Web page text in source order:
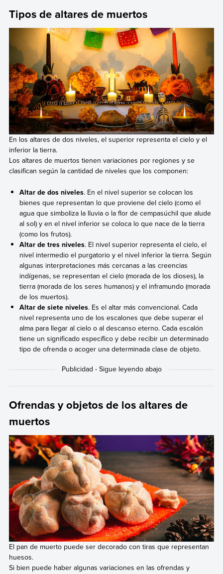
Tipos de altares de muertos
En los altares de dos niveles, el superior representa el cielo y el
inferior la tierra.
Los altares de muertos tienen variaciones por regiones y se
clasifican según la cantidad de niveles que los componen:
Altar de dos niveles. En el nivel superior se colocan los
bienes que representan lo que proviene del cielo (como el
agua que simboliza la lluvia o la flor de cempasúchil que alude
al sol) y en el nivel inferior se coloca lo que nace de la tierra
(como los frutos).
Altar de tres niveles. El nivel superior representa el cielo, el
nivel intermedio el purgatorio y el nivel inferior la tierra. Según
algunas interpretaciones más cercanas a las creencias
indígenas, se representan el cielo (morada de los dioses), la
tierra (morada de los seres humanos) y el inframundo (morada
de los muertos).
Altar de siete niveles. Es el altar más convencional. Cada
nivel representa uno de los escalones que debe superar el
alma para llegar al cielo o al descanso eterno. Cada escalón
tiene un significado específico y debe recibir un determinado
tipo de ofrenda o acoger una determinada clase de objeto.
Ofrendas y objetos de los altares de
muertos
El pan de muerto puede ser decorado con tiras que representan
huesos.
Si bien puede haber algunas variaciones en las ofrendas y